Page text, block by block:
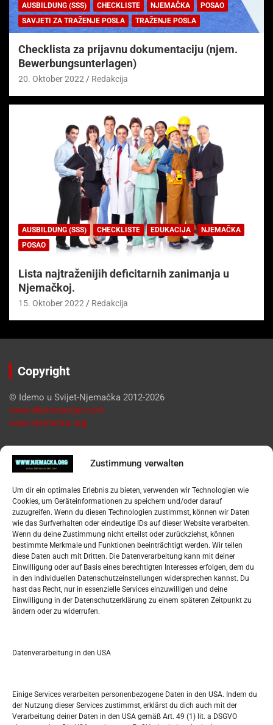
Zustimmung verwalten
Um dir ein optimales Erlebnis zu bieten, verwenden wir Technologien wie
Cookies, um Geräteinformationen zu speichern und/oder darauf
zuzugreifen. Wenn du diesen Technologien zustimmst, können wir Daten
wie das Surfverhalten oder eindeutige IDs auf dieser Website verarbeiten.
Wenn du deine Zustimmung nicht erteilst oder zurückziehst, können
bestimmte Merkmale und Funktionen beeinträchtigt werden. Wir teilen
diese Daten auch mit Dritten. Die Datenverarbeitung kann mit deiner
Einwilligung oder auf Basis eines berechtigten Interesses erfolgen, dem du
in den individuellen Datenschutzeinstellungen widersprechen kannst. Du
hast das Recht, nur in essenzielle Services einzuwilligen und deine
Einwilligung in der Datenschutzerklärung zu einem späteren Zeitpunkt zu
ändern oder zu widerrufen.
Datenverarbeitung in den USA
Einige Services verarbeiten personenbezogene Daten in den USA. Indem du
der Nutzung dieser Services zustimmst, erklärst du dich auch mit der
Verarbeitung deiner Daten in den USA gemäß Art. 49 (1) lit. a DSGVO
AUSBILDUNG (SSS) CHECKLISTE NJEMAČKA
POSAO
SAVJETI ZA TRAŽENJE POSLA
TRAŽENJE POSLA
Checklista za prijavnu dokumentaciju (njem.
Bewerbungsunterlagen)
20. Oktober 2022 Redakcija
AUSBILDUNG (SSS) CHECKLISTE EDUKACIJA
NJEMAČKA
POSAO
Lista najtraženijih deficitarnih zanimanja u
Njemačkoj.
15. Oktober 2022 Redakcija
Copyright
© Idemo u Svijet-Njemačka 2012-2026
www.idemousvijet.com
www.njemacka.org
Pregled
Datenschutzerklärung
Widerufsbelehrung
Oglašavanje / Postavite svoj oglas
Tko je “Idemo u Svijet – Njemačka?
Pretražite stranicu:
S
AUGUST 2025
M D M D F S